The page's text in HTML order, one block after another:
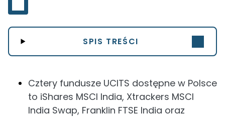
SPIS TREŚCI
Cztery fundusze UCITS dostępne w Polsce
to iShares MSCI India, Xtrackers MSCI
India Swap, Franklin FTSE India oraz